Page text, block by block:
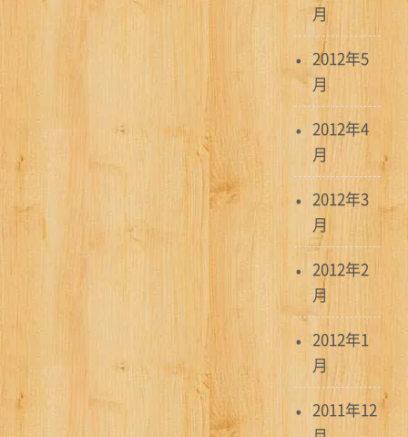
月
2012年5
月
2012年4
月
2012年3
月
2012年2
月
2012年1
月
2011年12